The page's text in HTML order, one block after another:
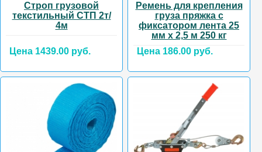
Строп грузовой
текстильный СТП 2т/
4м
Цена 1439.00 руб.
Ремень для крепления
груза пряжка с
фиксатором лента 25
мм х 2,5 м 250 кг
Цена 186.00 руб.